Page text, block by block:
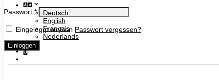
Deutsch
English
Français
Nederlands
0
Passwort *
Eingeloggt bleiben Passwort vergessen?
Einloggen